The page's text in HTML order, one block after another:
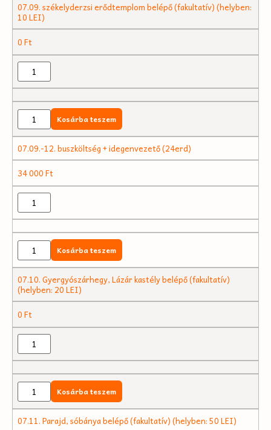
07.09. székelyderzsi erődtemplom belépő (fakultatív) (helyben:
10 LEI)
0Ft
Kosárba teszem
07.09.-12. buszköltség + idegenvezető (24erd)
34 000Ft
Kosárba teszem
07.10. Gyergyószárhegy, Lázár kastély belépő (fakultatív)
(helyben: 20 LEI)
0Ft
Kosárba teszem
07.11. Parajd, sóbánya belépő (fakultatív) (helyben: 50 LEI)